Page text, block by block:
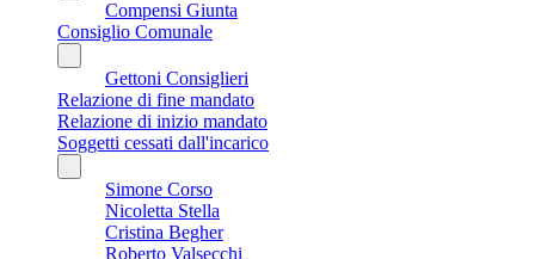
Compensi Giunta
Consiglio Comunale
Gettoni Consiglieri
Relazione di fine mandato
Relazione di inizio mandato
Soggetti cessati dall'incarico
Simone Corso
Nicoletta Stella
Cristina Begher
Roberto Valsecchi